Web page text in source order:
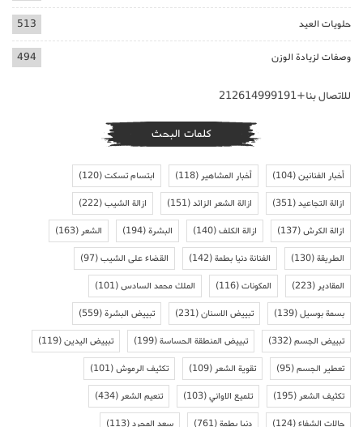
حلويات العيد 513
وصفات لزيادة الوزن 494
للاتصال بنا+212614999191
كلمات البحث
أخبار الفنانين(104) أخبار المشاهير(118) ابتسام تسكت(120)
ازالة التجاعيد(351) ازالة الشعر الزائد(151) ازالة الشيب(222)
ازالة الكرش(137) ازالة الكلف(140) البشرة(194) الشعر(163)
الطريقة(130) الفنانة دنيا بطمة(142) القضاء على الشيب(97)
المقادير(223) المكونات(116) الملك محمد السادس(101)
بسمة بوسيل(139) تبييض الاسنان(231) تبييض البشرة(559)
تبييض الجسم(332) تبييض المنطقة الحساسة(199) تبييض اليدين(119)
تعطير الجسم(95) تقوية الشعر(109) تكثيف الرموش(101)
تكثيف الشعر(195) تلميع الاواني(103) تنعيم الشعر(434)
حالات الشفاء(124) دنيا بطمة(761) سعد المجرد(113)